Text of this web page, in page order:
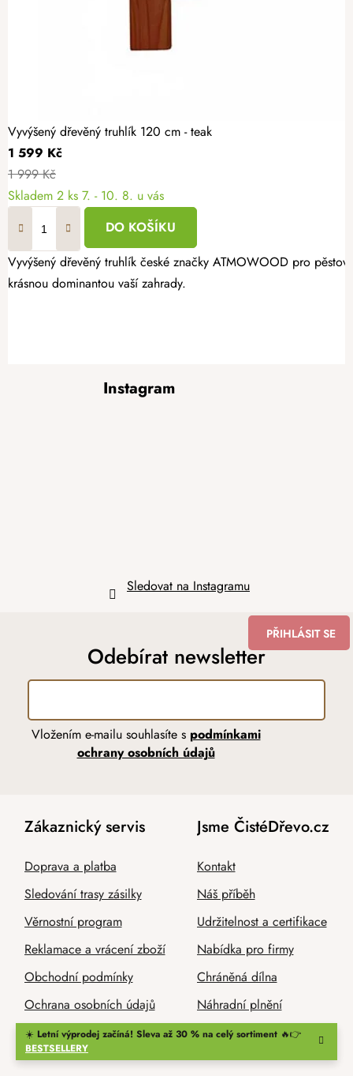
☀️ Letní výprodej začíná! Sleva až 30 % na celý sortiment 🔥👉
BESTSELLERY
Vyvýšený dřevěný truhlík 120 cm - teak
1 599 Kč
1 999 Kč
Skladem 2 ks 7. - 10. 8. u vás
DO KOŠÍKU
Vyvýšený dřevěný truhlík české značky ATMOWOOD pro
krásnou dominantou vaší zahrady.
Instagram
Sledovat na Instagramu
Odebírat newsletter
Vložením e-mailu souhlasíte s podmínkami
ochrany osobních údajů
PŘIHLÁSIT SE
Zákaznický servis
Doprava a platba
Sledování trasy zásilky
Věrnostní program
Reklamace a vrácení zboží
Obchodní podmínky
Ochrana osobních údajů
Jsme ČistéDřevo.cz
Kontakt
Náš příběh
Udržitelnost a certifikace
Nabídka pro firmy
Chráněná dílna
Náhradní plnění